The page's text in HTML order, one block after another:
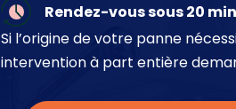
Rendez-vous sous 20
Si l’origine de votre panne
intervention à part entière